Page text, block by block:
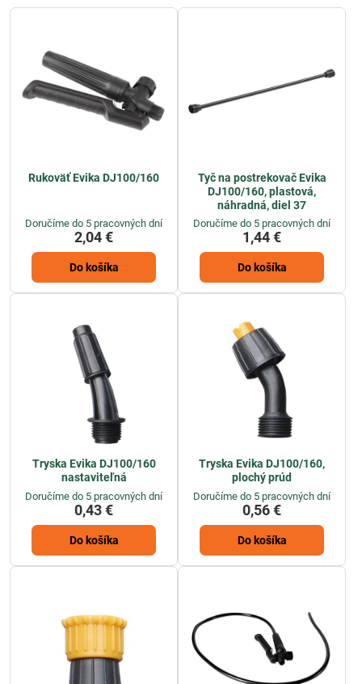
Rukoväť Evika DJ100/160
Doručíme do 5 pracovných dní
2,04 €
Do košíka
Tyč na postrekovač Evika
DJ100/160, plastová,
náhradná, diel 37
Doručíme do 5 pracovných dní
1,44 €
Do košíka
Tryska Evika DJ100/160
nastaviteľná
Doručíme do 5 pracovných dní
0,43 €
Do košíka
Tryska Evika DJ100/160,
plochý prúd
Doručíme do 5 pracovných dní
0,56 €
Do košíka